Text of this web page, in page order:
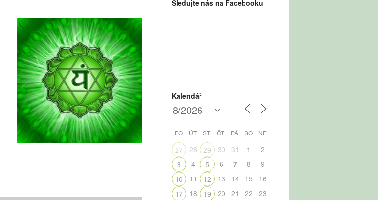
Sledujte nás na Facebooku
Kalendář
PO ÚT ST ČT PÁ SO NE
27 28 29 30 31 1
2
3
4 5 6 7 8
9
10
11 12 13 14 15
16
17
18 19 20 21 22
23